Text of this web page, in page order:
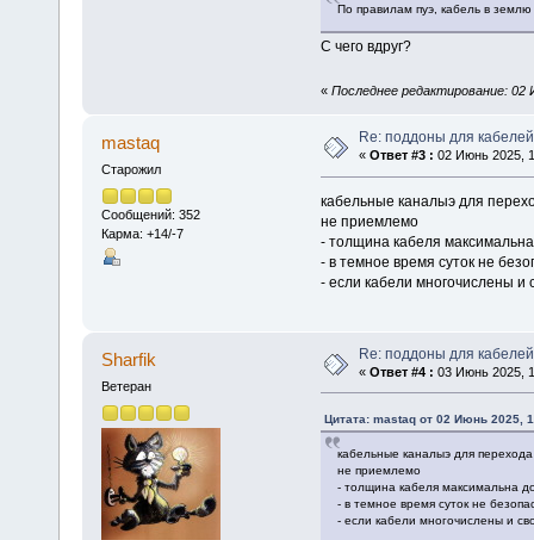
По правилам пуэ, кабель в
С чего вдруг?
« Последнее редактирование:
mastaq
Старожил
Сообщений: 352
Карма: +14/-7
Re: поддоны для кабелей
« Ответ #3 : 02 Июнь 2025,
кабельные каналыэ для
не приемлемо
- толщина кабеля
- в темное время суток не
- если кабели многочислены и
Sharfik
Ветеран
Re: поддоны для кабелей
« Ответ #4 : 03 Июнь 2025,
Цитата: mastaq от 02 Июнь 2025,
кабельные каналыэ для
не приемлемо
- толщина кабеля максимальна
- в темное время суток не
- если кабели многочислены и